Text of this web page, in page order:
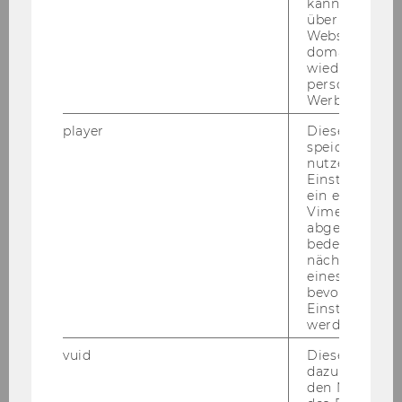
• Er­wünscht sind dar­über hin­aus Me­tho­den­
kom­pe­ten­zen (z. B. Si­mu­la­ti­on, Sta­tis­tik/Öko­no­
• Von den er­folg­rei­chen Be­wer­be­rin­nen und
Be­wer­bern wird en­ga­gier­te Mit­wir­kung in der
In­ter­na­tio­na­len Steu­er­leh­re in For­schung und
• Die Mög­lich­keit zur Pro­mo­ti­on ist ge­ge­ben.
Pro­mo­ti­ons­ab­sicht wird vor­aus­ge­setzt.
Be­wer­bun­gen mit aus­sa­ge­fä­hi­gen Un­ter­la­gen
lauf, Zeug­nis­ko­pien je­weils per Post, Di­plom­ar­
beit und ge­ge­be­nen­falls Ver­öf­fent­li­chun­gen in
kann Google
über
Websites
Werbung
player
Dieses Cookie
speichert
ein
Vimeo-Video
abgespielt
bedeutet,
nächsten
eines Vimeo-
bevorzugten
werden.
vuid
Dieser
dazu
den